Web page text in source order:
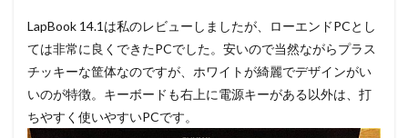
LapBook 14.1は私のレビューしましたが、ローエンドPCとし
ては非常に良くできたPCでした。安いので当然ながらプラス
チッキーな筐体なのですが、ホワイトが綺麗でデザインがい
いのが特徴。キーボードも右上に電源キーがある以外は、打
ちやすく使いやすいPCです。